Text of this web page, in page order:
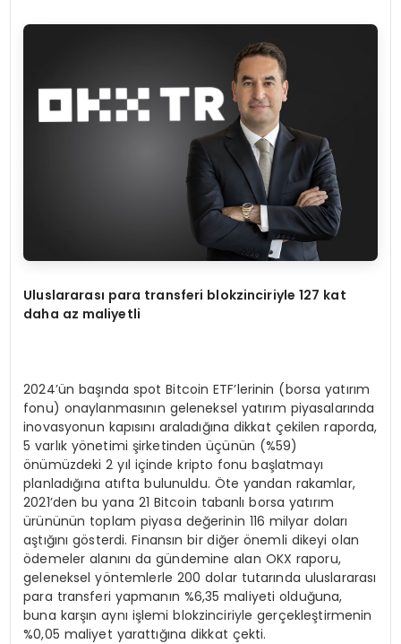
Uluslararası para transferi blokzinciriyle 127 kat
daha az maliyetli
2024’ün başında spot Bitcoin ETF’lerinin (borsa yatırım
fonu) onaylanmasının geleneksel yatırım piyasalarında
inovasyonun kapısını araladığına dikkat çekilen raporda,
5 varlık yönetimi şirketinden üçünün (%59)
önümüzdeki 2 yıl içinde kripto fonu başlatmayı
planladığına atıfta bulunuldu. Öte yandan rakamlar,
2021’den bu yana 21 Bitcoin tabanlı borsa yatırım
ürününün toplam piyasa değerinin 116 milyar doları
aştığını gösterdi. Finansın bir diğer önemli dikeyi olan
ödemeler alanını da gündemine alan OKX raporu,
geleneksel yöntemlerle 200 dolar tutarında uluslararası
para transferi yapmanın %6,35 maliyeti olduğuna,
buna karşın aynı işlemi blokzinciriyle gerçekleştirmenin
%0,05 maliyet yarattığına dikkat çekti.